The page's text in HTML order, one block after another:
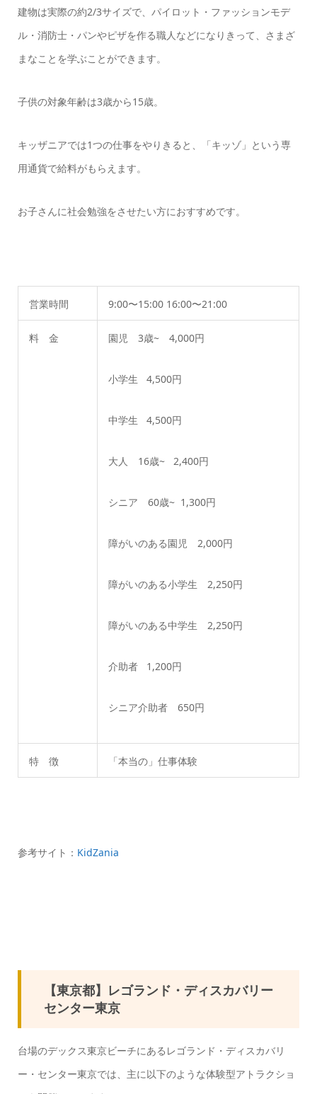
建物は実際の約2/3サイズで、パイロット・ファッションモデ
ル・消防士・パンやピザを作る職人などになりきって、さまざ
まなことを学ぶことができます。
子供の対象年齢は3歳から15歳。
キッザニアでは1つの仕事をやりきると、「キッゾ」という専
用通貨で給料がもらえます。
お子さんに社会勉強をさせたい方におすすめです。
営業時間 9:00〜15:00 16:00〜21:00
料 金 園児 3歳~ 4,000円
小学生 4,500円
中学生 4,500円
大人 16歳~ 2,400円
シニア 60歳~ 1,300円
障がいのある園児 2,000円
障がいのある小学生 2,250円
障がいのある中学生 2,250円
介助者 1,200円
シニア介助者 650円
特 徴 「本当の」仕事体験
参考サイト： KidZania
【東京都】レゴランド・ディスカバリー
センター東京
台場のデックス東京ビーチにあるレゴランド・ディスカバリ
ー・センター東京では、主に以下のような体験型アトラクショ